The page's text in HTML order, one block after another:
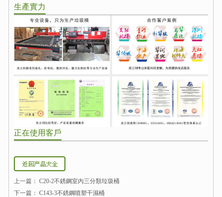
生產實力
正在使用客戶
上一篇： C20-2不銹鋼室內三分類垃圾桶
下一篇： C143-3不銹鋼噴塑干濕桶